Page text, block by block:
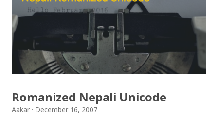
Download SLC Result 2066/2067 (2009-2010) :
REGULAR: EXEMPTED: Distinction --------------- First
division First division Second Division Second
Division Third Division Third Division Withheld
Withheld ...
Romanized Nepali Unicode
Aakar December 16, 2007